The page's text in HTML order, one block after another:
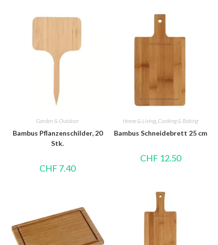
Garden & Outdoor
Bambus Pflanzenschilder, 20
Stk.
CHF 7.40
Home & Living, Cooking & Baking
Bambus Schneidebrett 25 cm
CHF 12.50